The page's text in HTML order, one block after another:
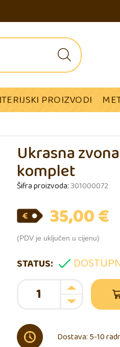
PROIZVODI
Ukrasna
komplet
Šifra proizvoda: 301000072
35,00€
(PDV je uključen u cijenu)
STATUS:
Dostava: 5-10